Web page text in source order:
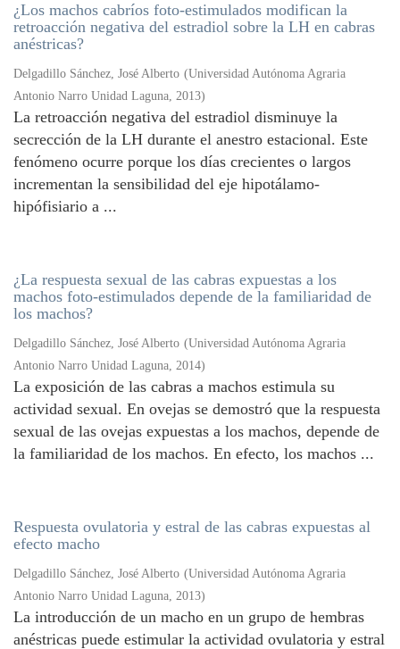
¿Los machos cabríos foto-estimulados modifican la
retroacción negativa del estradiol sobre la LH en cabras
anéstricas?
Delgadillo Sánchez, José Alberto (Universidad Autónoma Agraria
Antonio Narro Unidad Laguna, 2013)
La retroacción negativa del estradiol disminuye la
secrección de la LH durante el anestro estacional. Este
fenómeno ocurre porque los días crecientes o largos
incrementan la sensibilidad del eje hipotálamo-
hipófisiario a ...
¿La respuesta sexual de las cabras expuestas a los
machos foto-estimulados depende de la familiaridad de
los machos?
Delgadillo Sánchez, José Alberto (Universidad Autónoma Agraria
Antonio Narro Unidad Laguna, 2014)
La exposición de las cabras a machos estimula su
actividad sexual. En ovejas se demostró que la respuesta
sexual de las ovejas expuestas a los machos, depende de
la familiaridad de los machos. En efecto, los machos ...
Respuesta ovulatoria y estral de las cabras expuestas al
efecto macho
Delgadillo Sánchez, José Alberto (Universidad Autónoma Agraria
Antonio Narro Unidad Laguna, 2013)
La introducción de un macho en un grupo de hembras
anéstricas puede estimular la actividad ovulatoria y estral